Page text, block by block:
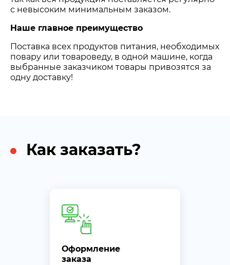
с невысоким минимальным заказом.
Наше главное преимущество
Поставка всех продуктов питания, необходимых
повару или товароведу, в одной машине, когда
выбранные заказчиком товары привозятся за
одну доставку!
Как заказать?
Оформление
заказа